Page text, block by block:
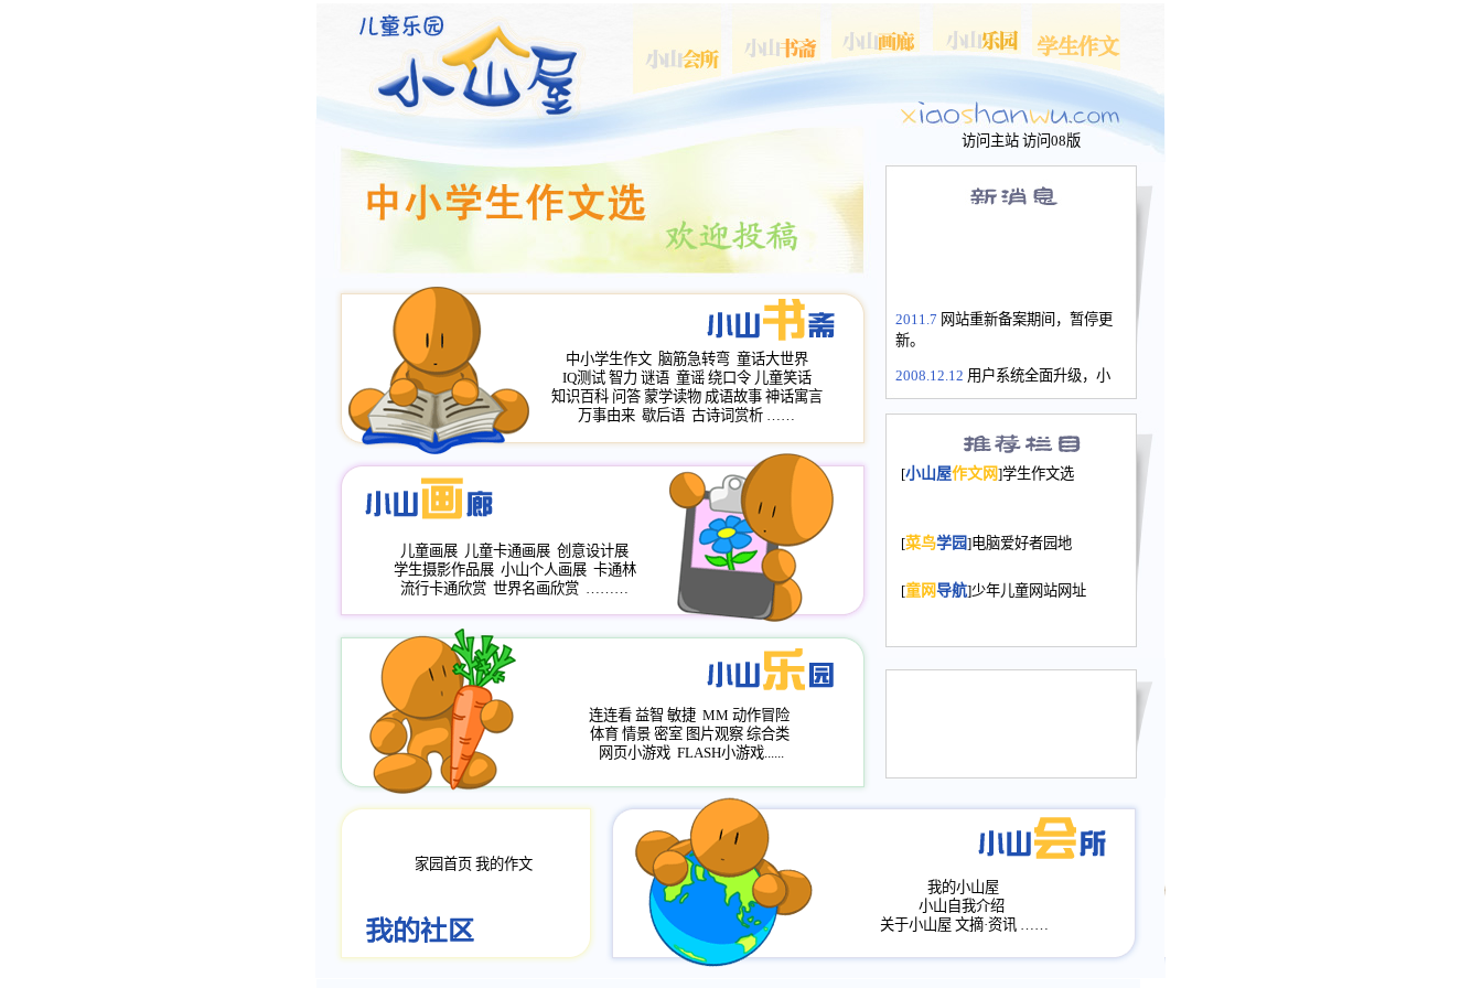
访问主站 访问08版
2011.7 网站重新备案期间，暂停更
新。
2008.12.12 用户系统全面升级，小
长会、家园网－个人空间，用户一
次注册全部通行。
2008.12.12家园网正式运行，域
年，2009版提前启用，小山屋全面
小山画廊均增加多个新栏目。。
评分、顶功能，作文宝典改版。
[小山屋作文网]学生作文选
[菜鸟学园]电脑爱好者园地
[童网导航]少年儿童网站网址
中小学生作文 脑筋急转弯 童话大世界
IQ测试 智力 谜语 童谣 绕口令 儿童笑话
知识百科 问答 蒙学读物 成语故事 神话寓言
万事由来 歇后语 古诗词赏析 ……
儿童画展 儿童卡通画展 创意设计展
学生摄影作品展 小山个人画展 卡通林
流行卡通欣赏 世界名画欣赏 ………
连连看 益智 敏捷 MM 动作冒险
体育 情景 密室 图片观察 综合类
网页小游戏 FLASH小游戏......
家园首页 我的作文
我的小山屋
小山自我介绍
关于小山屋 文摘·资讯 ……